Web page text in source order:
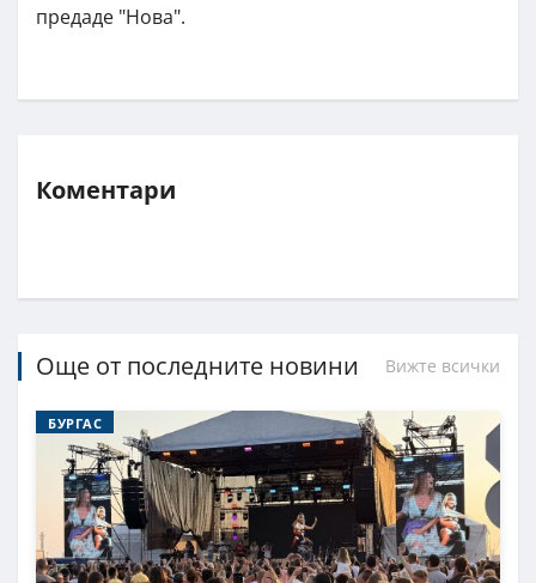
предаде "Нова".
Коментари
Още от последните новини Вижте всички
БУРГАС